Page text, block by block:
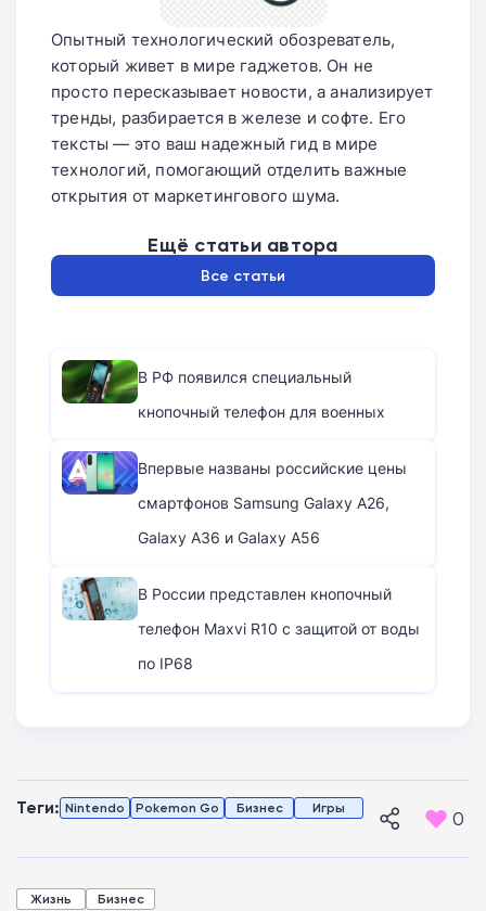
Опытный технологический обозреватель,
который живет в мире гаджетов. Он не
просто пересказывает новости, а анализирует
тренды, разбирается в железе и софте. Его
тексты — это ваш надежный гид в мире
технологий, помогающий отделить важные
открытия от маркетингового шума.
Ещё статьи автора
Все статьи
В РФ появился специальный
кнопочный телефон для военных
Впервые названы российские цены
смартфонов Samsung Galaxy A26,
Galaxy A36 и Galaxy A56
В России представлен кнопочный
телефон Maxvi R10 с защитой от воды
по IP68
Теги: Nintendo Pokemon Go Бизнес Игры 0
Жизнь Бизнес